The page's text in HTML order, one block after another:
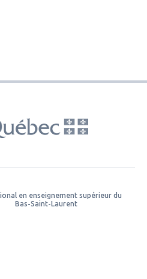
en enseignement supérieur du
Bas-Saint-Laurent